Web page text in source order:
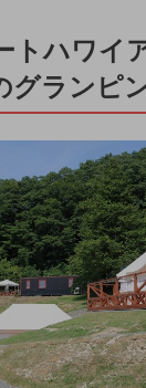
トハワイ
グランピ